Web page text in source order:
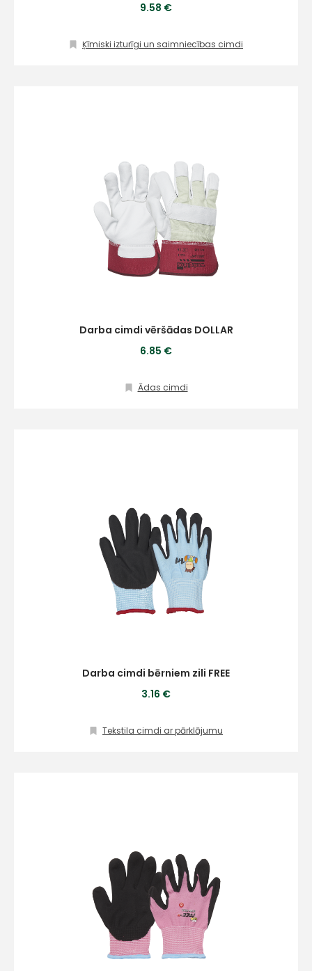
9.58 €
Ķīmiski izturīgi un saimniecības cimdi
Darba cimdi vēršādas DOLLAR
6.85 €
Ādas cimdi
Darba cimdi bērniem zili FREE
3.16 €
Tekstila cimdi ar pārklājumu